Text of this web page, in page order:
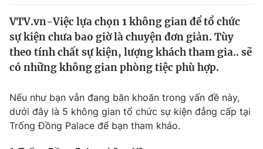
Thế giới
Tin tức
Thế giới đó đây
Câu chuyện quốc tế
Kinh tế
Thị trường
Góc doanh nghiệp
Dữ liệu và đời sống
Truyền hình
VTV.vn-Việc lựa chọn 1 không gian để tổ chức
sự kiện chưa bao giờ là chuyện đơn giản. Tùy
theo tính chất sự kiện, lượng khách tham gia.. sẽ
có những không gian phòng tiệc phù hợp.
Nếu như bạn vẫn đang băn khoăn trong vấn đề này,
dưới đây là 5 không gian tổ chức sự kiện đẳng cấp tại
Trống Đồng Palace để bạn tham khảo.